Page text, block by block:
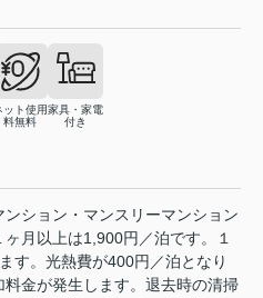
ット使用
料無料
家具・家電
付き
ション・マンスリーマンション
月以上は1,900円／泊です。１
す。光熱費が400円／泊となり
金が発生します。退去時の清掃